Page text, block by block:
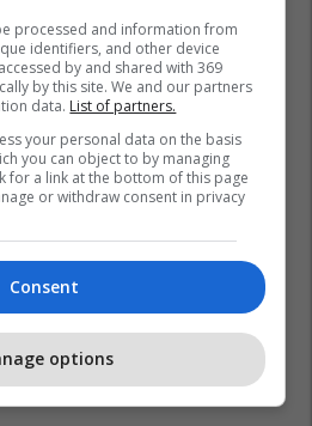
Serie A
processed and information from
identifiers, and other device
by and shared with 369
by this site. We and our partners
data. List of partners.
your personal data on the basis
you can object to by managing
for a link at the bottom of this page
or withdraw consent in privacy
Consent
options